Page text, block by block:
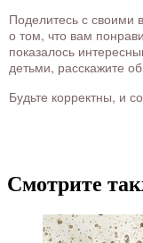
Поделитесь с своими
о том, что вам
показалось
детьми, расскажите
Будьте корректны, и
Смотрите